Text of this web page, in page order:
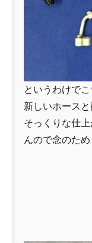
というわけで
新しいホース
そっくりな仕
んので念のため